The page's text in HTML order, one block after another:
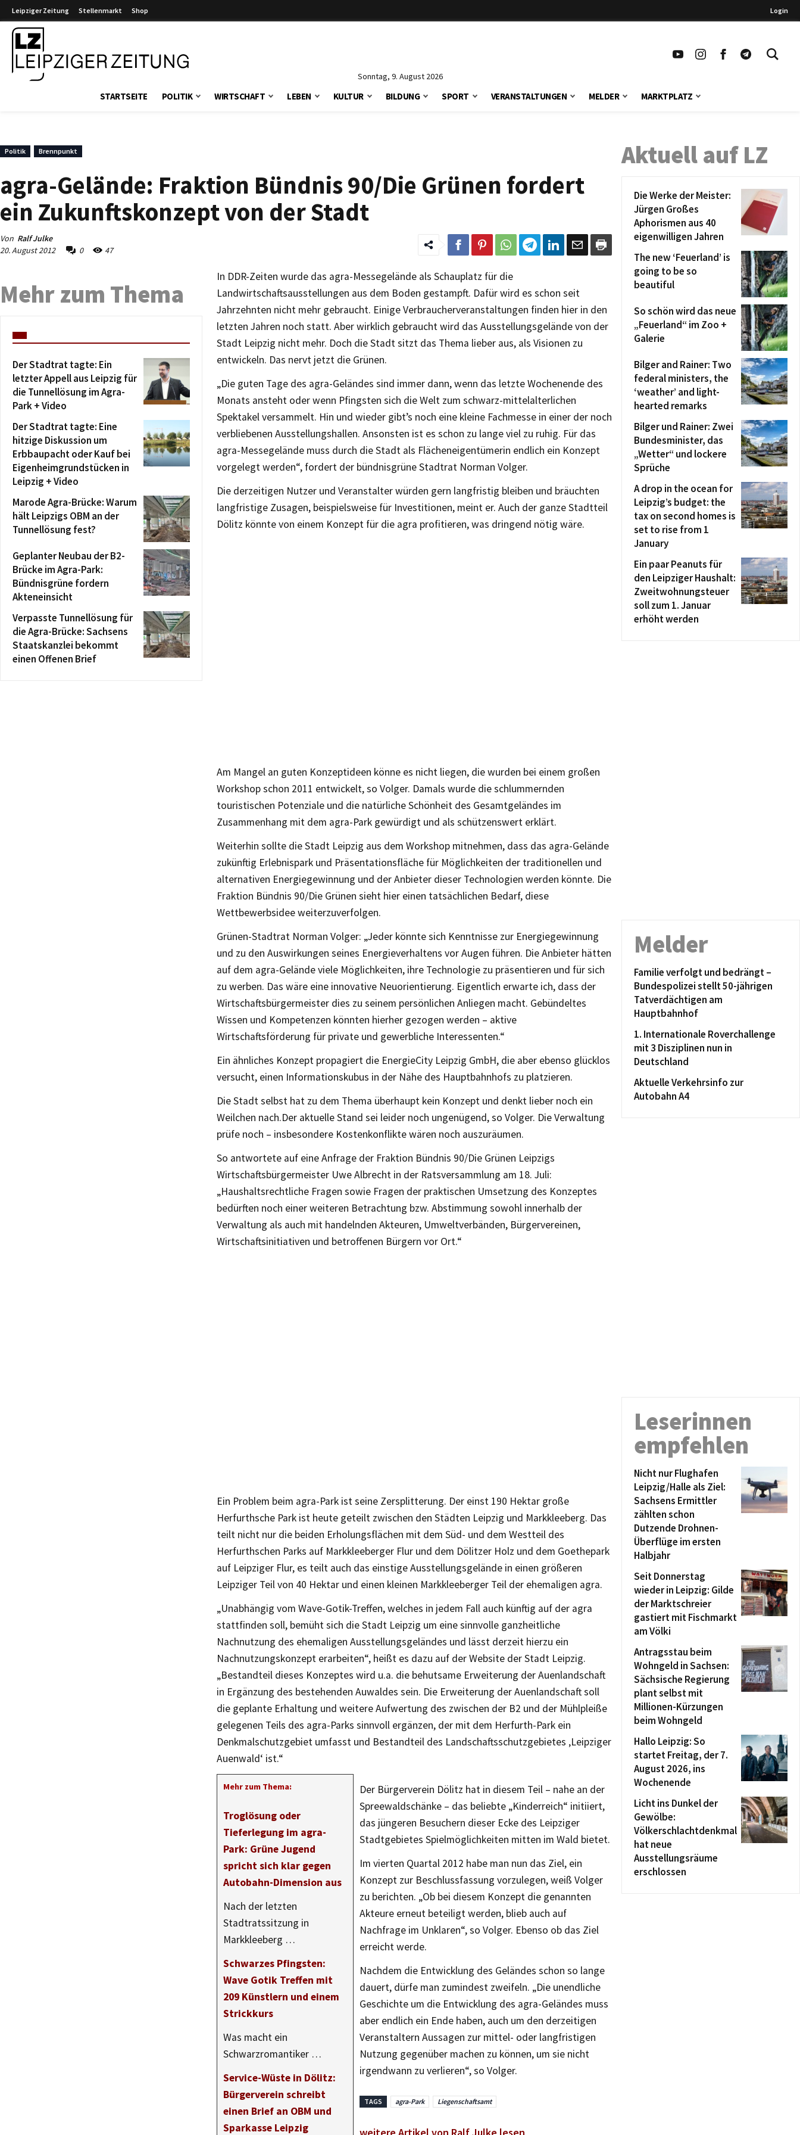
Leipziger Zeitung Stellenmarkt Shop Login
Sonntag, 9. August 2026
STARTSEITE POLITIK WIRTSCHAFT LEBEN KULTUR BILDUNG SPORT VERANSTALTUNGEN MELDER MARKTPLATZ
Politik Brennpunkt
agra-Gelände: Fraktion Bündnis 90/Die Grünen fordert
ein Zukunftskonzept von der Stadt
Von Ralf Julke
20. August 2012
0 47
In DDR-Zeiten wurde das agra-Messegelände als Schauplatz für die
Landwirtschaftsausstellungen aus dem Boden gestampft. Dafür wird es schon seit
Jahrzehnten nicht mehr gebraucht. Einige Verbraucherveranstaltungen finden hier in den
letzten Jahren noch statt. Aber wirklich gebraucht wird das Ausstellungsgelände von der
Stadt Leipzig nicht mehr. Doch die Stadt sitzt das Thema lieber aus, als Visionen zu
entwickeln. Das nervt jetzt die Grünen.
„Die guten Tage des agra-Geländes sind immer dann, wenn das letzte Wochenende des
Monats ansteht oder wenn Pfingsten sich die Welt zum schwarz-mittelalterlichen
Spektakel versammelt. Hin und wieder gibt’s noch eine kleine Fachmesse in einer der noch
verbliebenen Ausstellungshallen. Ansonsten ist es schon zu lange viel zu ruhig. Für das
agra-Messegelände muss durch die Stadt als Flächeneigentümerin endlich ein Konzept
vorgelegt werden“, fordert der bündnisgrüne Stadtrat Norman Volger.
Die derzeitigen Nutzer und Veranstalter würden gern langfristig bleiben und bräuchten
langfristige Zusagen, beispielsweise für Investitionen, meint er. Auch der ganze Stadtteil
Dölitz könnte von einem Konzept für die agra profitieren, was dringend nötig wäre.
Am Mangel an guten Konzeptideen könne es nicht liegen, die wurden bei einem großen
Workshop schon 2011 entwickelt, so Volger. Damals wurde die schlummernden
touristischen Potenziale und die natürliche Schönheit des Gesamtgeländes im
Zusammenhang mit dem agra-Park gewürdigt und als schützenswert erklärt.
Weiterhin sollte die Stadt Leipzig aus dem Workshop mitnehmen, dass das agra-Gelände
zukünftig Erlebnispark und Präsentationsfläche für Möglichkeiten der traditionellen und
alternativen Energiegewinnung und der Anbieter dieser Technologien werden könnte. Die
Fraktion Bündnis 90/Die Grünen sieht hier einen tatsächlichen Bedarf, diese
Wettbewerbsidee weiterzuverfolgen.
Grünen-Stadtrat Norman Volger: „Jeder könnte sich Kenntnisse zur Energiegewinnung
und zu den Auswirkungen seines Energieverhaltens vor Augen führen. Die Anbieter hätten
auf dem agra-Gelände viele Möglichkeiten, ihre Technologie zu präsentieren und für sich
zu werben. Das wäre eine innovative Neuorientierung. Eigentlich erwarte ich, dass der
Wirtschaftsbürgermeister dies zu seinem persönlichen Anliegen macht. Gebündeltes
Wissen und Kompetenzen könnten hierher gezogen werden – aktive
Wirtschaftsförderung für private und gewerbliche Interessenten.“
Ein ähnliches Konzept propagiert die EnergieCity Leipzig GmbH, die aber ebenso glücklos
versucht, einen Informationskubus in der Nähe des Hauptbahnhofs zu platzieren.
Die Stadt selbst hat zu dem Thema überhaupt kein Konzept und denkt lieber noch ein
Weilchen nach.Der aktuelle Stand sei leider noch ungenügend, so Volger. Die Verwaltung
prüfe noch – insbesondere Kostenkonflikte wären noch auszuräumen.
So antwortete auf eine Anfrage der Fraktion Bündnis 90/Die Grünen Leipzigs
Wirtschaftsbürgermeister Uwe Albrecht in der Ratsversammlung am 18. Juli:
„Haushaltsrechtliche Fragen sowie Fragen der praktischen Umsetzung des Konzeptes
bedürften noch einer weiteren Betrachtung bzw. Abstimmung sowohl innerhalb der
Verwaltung als auch mit handelnden Akteuren, Umweltverbänden, Bürgervereinen,
Wirtschaftsinitiativen und betroffenen Bürgern vor Ort.“
Ein Problem beim agra-Park ist seine Zersplitterung. Der einst 190 Hektar große
Herfurthsche Park ist heute geteilt zwischen den Städten Leipzig und Markkleeberg. Das
teilt nicht nur die beiden Erholungsflächen mit dem Süd- und dem Westteil des
Herfurthschen Parks auf Markkleeberger Flur und dem Dölitzer Holz und dem Goethepark
auf Leipziger Flur, es teilt auch das einstige Ausstellungsgelände in einen größeren
Leipziger Teil von 40 Hektar und einen kleinen Markkleeberger Teil der ehemaligen agra.
„Unabhängig vom Wave-Gotik-Treffen, welches in jedem Fall auch künftig auf der agra
stattfinden soll, bemüht sich die Stadt Leipzig um eine sinnvolle ganzheitliche
Nachnutzung des ehemaligen Ausstellungsgeländes und lässt derzeit hierzu ein
Nachnutzungskonzept erarbeiten“, heißt es dazu auf der Website der Stadt Leipzig.
„Bestandteil dieses Konzeptes wird u.a. die behutsame Erweiterung der Auenlandschaft
in Ergänzung des bestehenden Auwaldes sein. Die Erweiterung der Auenlandschaft soll
die geplante Erhaltung und weitere Aufwertung des zwischen der B2 und der Mühlpleiße
gelegenen Teils des agra-Parks sinnvoll ergänzen, der mit dem Herfurth-Park ein
Denkmalschutzgebiet umfasst und Bestandteil des Landschaftsschutzgebietes ‚Leipziger
Auenwald‘ ist.“
Mehr zum Thema:
Troglösung oder
Tieferlegung im agra-
Park: Grüne Jugend
spricht sich klar gegen
Autobahn-Dimension aus
Nach der letzten
Stadtratssitzung in
Markkleeberg …
Schwarzes Pfingsten:
Wave Gotik Treffen mit
209 Künstlern und einem
Strickkurs
Was macht ein
Schwarzromantiker …
Service-Wüste in Dölitz:
Bürgerverein schreibt
einen Brief an OBM und
Sparkasse Leipzig
Der Bürgerverein Dölitz hat in diesem Teil – nahe an der
Spreewaldschänke – das beliebte „Kinderreich“ initiiert,
das jüngeren Besuchern dieser Ecke des Leipziger
Stadtgebietes Spielmöglichkeiten mitten im Wald bietet.
Im vierten Quartal 2012 habe man nun das Ziel, ein
Konzept zur Beschlussfassung vorzulegen, weiß Volger
zu berichten. „Ob bei diesem Konzept die genannten
Akteure erneut beteiligt werden, blieb auch auf
Nachfrage im Unklaren“, so Volger. Ebenso ob das Ziel
erreicht werde.
Nachdem die Entwicklung des Geländes schon so lange
dauert, dürfe man zumindest zweifeln. „Die unendliche
Geschichte um die Entwicklung des agra-Geländes muss
aber endlich ein Ende haben, auch um den derzeitigen
Veranstaltern Aussagen zur mittel- oder langfristigen
Nutzung gegenüber machen zu können, um sie nicht
irgendwann zu verlieren“, so Volger.
TAGS agra-Park Liegenschaftsamt
Mehr zum Thema
Der Stadtrat tagte: Ein
letzter Appell aus Leipzig für
die Tunnellösung im Agra-
Park + Video
Der Stadtrat tagte: Eine
hitzige Diskussion um
Erbbaupacht oder Kauf bei
Eigenheimgrundstücken in
Leipzig + Video
Marode Agra-Brücke: Warum
hält Leipzigs OBM an der
Tunnellösung fest?
Geplanter Neubau der B2-
Brücke im Agra-Park:
Bündnisgrüne fordern
Akteneinsicht
Verpasste Tunnellösung für
die Agra-Brücke: Sachsens
Staatskanzlei bekommt
einen Offenen Brief
Aktuell auf LZ
Die Werke der Meister:
Jürgen Großes
Aphorismen aus 40
eigenwilligen Jahren
The new ‘Feuerland’ is
going to be so
beautiful
So schön wird das neue
„Feuerland“ im Zoo +
Galerie
Bilger and Rainer: Two
federal ministers, the
‘weather’ and light-
hearted remarks
Bilger und Rainer: Zwei
Bundesminister, das
„Wetter“ und lockere
Sprüche
A drop in the ocean for
Leipzig’s budget: the
tax on second homes is
set to rise from 1
January
Ein paar Peanuts für
den Leipziger Haushalt:
Zweitwohnungsteuer
soll zum 1. Januar
erhöht werden
Melder
Familie verfolgt und bedrängt –
Bundespolizei stellt 50-jährigen
Tatverdächtigen am
Hauptbahnhof
1. Internationale Roverchallenge
mit 3 Disziplinen nun in
Deutschland
Aktuelle Verkehrsinfo zur
Autobahn A4
Leserinnen
empfehlen
Nicht nur Flughafen
Leipzig/Halle als Ziel:
Sachsens Ermittler
zählten schon
Dutzende Drohnen-
Überflüge im ersten
Halbjahr
Seit Donnerstag
wieder in Leipzig: Gilde
der Marktschreier
gastiert mit Fischmarkt
am Völki
Antragsstau beim
Wohngeld in Sachsen:
Sächsische Regierung
plant selbst mit
Millionen-Kürzungen
beim Wohngeld
Hallo Leipzig: So
startet Freitag, der 7.
August 2026, ins
Wochenende
Licht ins Dunkel der
Gewölbe:
Völkerschlachtdenkmal
hat neue
Ausstellungsräume
erschlossen